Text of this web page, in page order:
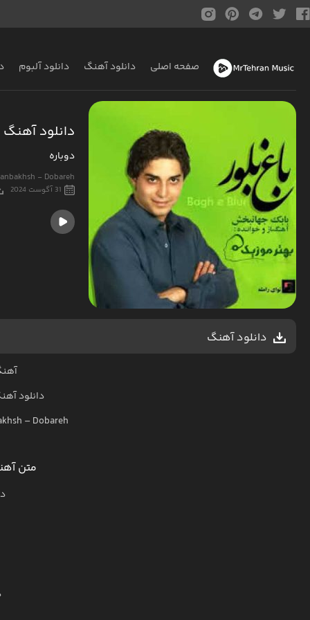
صفحه اصلی دانلود آهنگ دانلود آلبوم
دانلود
دوباره
- Dobareh
31 آگوست 2024
دانلود آهنگ
دانلود
– Dobareh
متن